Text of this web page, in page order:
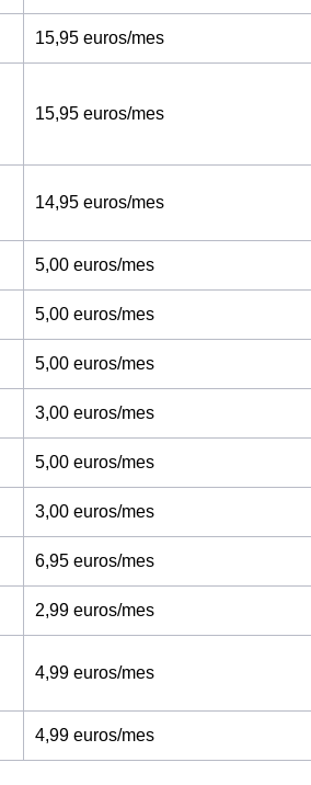
15,95 euros/mes
15,95 euros/mes
14,95 euros/mes
5,00 euros/mes
5,00 euros/mes
5,00 euros/mes
3,00 euros/mes
5,00 euros/mes
3,00 euros/mes
6,95 euros/mes
2,99 euros/mes
4,99 euros/mes
4,99 euros/mes